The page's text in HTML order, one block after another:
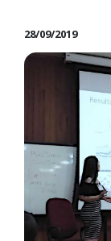
28/09/2019